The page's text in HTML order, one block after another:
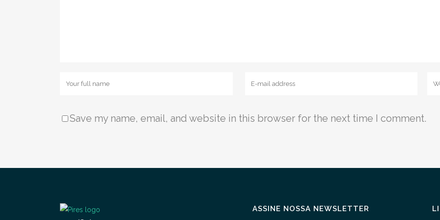
Save my name, email, and website in this browser for the next time I comment.
ASSINE NOSSA NEWSLETTER